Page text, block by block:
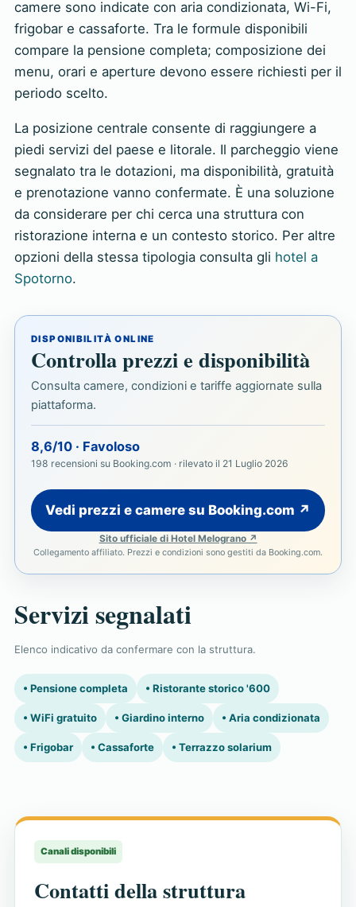
camere sono indicate con aria condizionata, Wi-Fi,
frigobar e cassaforte. Tra le formule disponibili
compare la pensione completa; composizione dei
menu, orari e aperture devono essere richiesti per il
periodo scelto.
La posizione centrale consente di raggiungere a
piedi servizi del paese e litorale. Il parcheggio viene
segnalato tra le dotazioni, ma disponibilità, gratuità
e prenotazione vanno confermate. È una soluzione
da considerare per chi cerca una struttura con
ristorazione interna e un contesto storico. Per altre
opzioni della stessa tipologia consulta gli hotel a
Spotorno.
DISPONIBILITÀ ONLINE
Controlla prezzi e disponibilità
Consulta camere, condizioni e tariffe aggiornate sulla
piattaforma.
8,6/10 · Favoloso
198 recensioni su Booking.com · rilevato il 21 Luglio 2026
Vedi prezzi e camere su Booking.com ↗
Sito ufficiale di Hotel Melograno ↗
Collegamento affiliato. Prezzi e condizioni sono gestiti da Booking.com.
Servizi segnalati
Elenco indicativo da confermare con la struttura.
• Pensione completa • Ristorante storico '600
• WiFi gratuito • Giardino interno • Aria condizionata
• Frigobar • Cassaforte • Terrazzo solarium
Canali disponibili
Contatti della struttura